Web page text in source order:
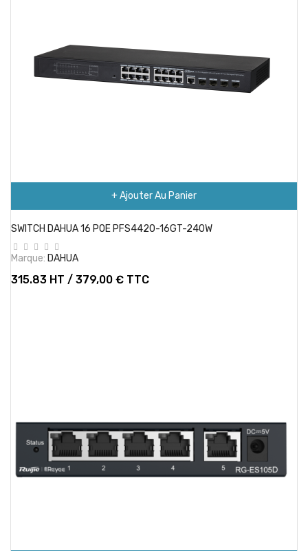
+ Ajouter Au Panier
SWITCH DAHUA 16 POE PFS4420-16GT-240W
Marque: DAHUA
315.83 HT / 379,00 € TTC